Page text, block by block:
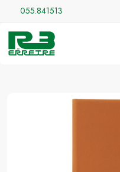
055.841513